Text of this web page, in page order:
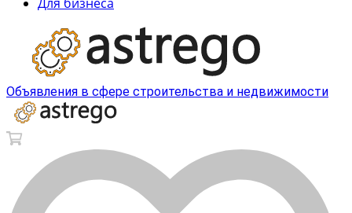
Объявления в сфере строительства и недвижимости